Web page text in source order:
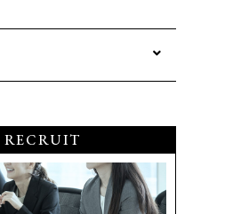
RECRUIT